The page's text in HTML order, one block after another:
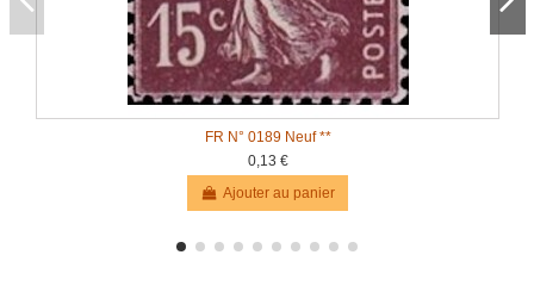
FR N° 0189 Neuf **
0,13 €
Ajouter au panier